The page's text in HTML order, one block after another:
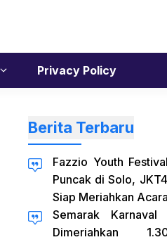
Privacy Policy
Berita Terbaru
Fazzio Youth
Puncak di Solo,
Siap Meriahkan
Semarak Karnaval
Dimeriahkan